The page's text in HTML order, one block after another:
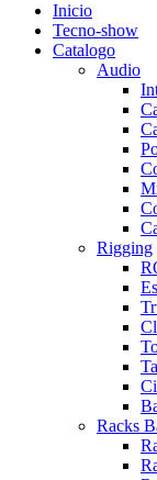
Inicio
Tecno-show
Catalogo
Audio
Rigging
Racks